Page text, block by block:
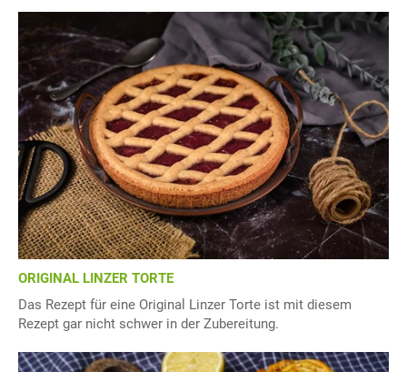
ORIGINAL LINZER TORTE
Das Rezept für eine Original Linzer Torte ist mit diesem
Rezept gar nicht schwer in der Zubereitung.